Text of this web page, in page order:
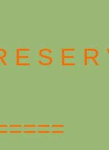
E S E R